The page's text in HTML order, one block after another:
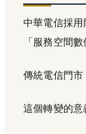
中華電信採
「服務空間
傳統電信門
這個轉變的意